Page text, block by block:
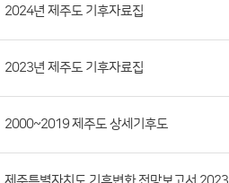
조
회
수)
2024년 제주도 기후자료집
2023년 제주도 기후자료집
2000~2019 제주도 상세기후도